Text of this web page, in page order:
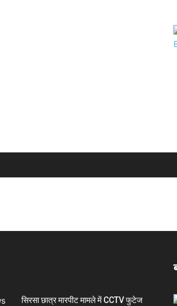
सिरसा छात्र मारपीट मामले में CCTV फुटेज